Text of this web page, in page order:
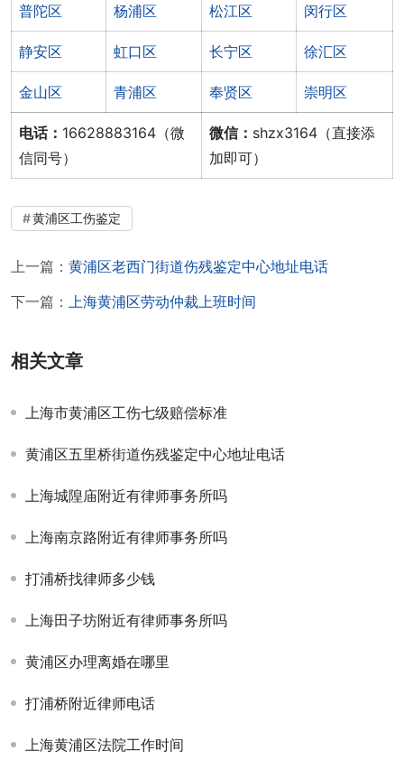
普陀区 杨浦区 松江区 闵行区
静安区 虹口区 长宁区 徐汇区
金山区 青浦区 奉贤区 崇明区
电话： 16628883164（微
信同号）
微信： shzx3164（直接添
加即可）
黄浦区工伤鉴定
上一篇： 黄浦区老西门街道伤残鉴定中心地址电话
下一篇：
上海黄浦区劳动仲裁上班时间
相关文章
上海市黄浦区工伤七级赔偿标准
黄浦区五里桥街道伤残鉴定中心地址电话
上海城隍庙附近有律师事务所吗
上海南京路附近有律师事务所吗
打浦桥找律师多少钱
上海田子坊附近有律师事务所吗
黄浦区办理离婚在哪里
打浦桥附近律师电话
上海黄浦区法院工作时间